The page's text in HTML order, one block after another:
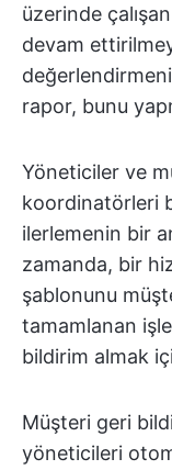
üzerinde
devam
rapor, bunu
Yöneticiler ve
koordinatörleri
ilerlemenin bir
zamanda, bir
şablonunu
tamamlanan
bildirim almak
Müşteri geri
yöneticileri